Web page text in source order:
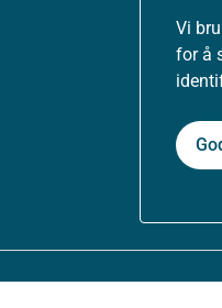
Vi
for å